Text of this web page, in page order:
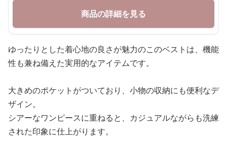
商品の詳細を見る
ゆったりとした着心地の良さが魅力のこのベストは、機能
性も兼ね備えた実用的なアイテムです。
大きめのポケットがついており、小物の収納にも便利なデ
ザイン。
シアーなワンピースに重ねると、カジュアルながらも洗練
された印象に仕上がります。